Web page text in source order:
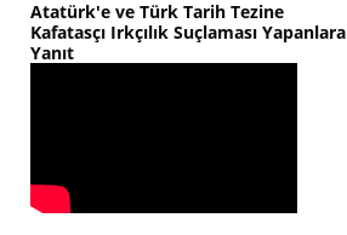
Atatürk'e ve Türk Tarih Tezine
Kafatasçı Irkçılık Suçlaması Yapanlara
Yanıt